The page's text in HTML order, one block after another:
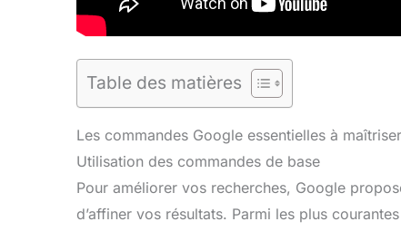
Table des matières
Les commandes Google essentielles à maîtriser
Utilisation des commandes de base
Pour améliorer vos recherches, Google
d’affiner vos résultats. Parmi les plus